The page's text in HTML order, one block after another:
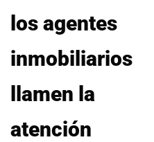
los agentes
inmobiliarios
llamen la
atención